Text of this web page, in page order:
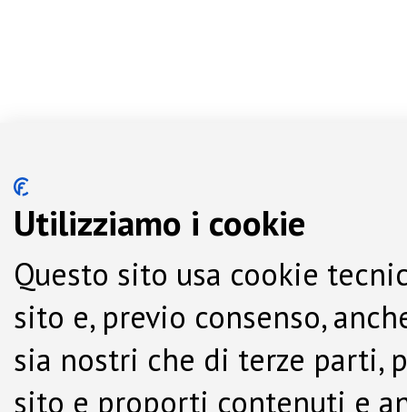
Utilizziamo i cookie
Questo sito usa cookie
sito e, previo consenso,
sia nostri che di terze parti,
sito e proporti contenuti e